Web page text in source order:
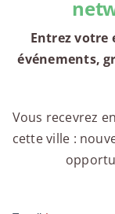
Entrez votre
événements,
Vous recevrez
cette ville :